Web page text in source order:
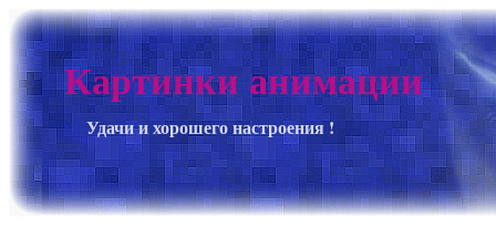
Картинки анимации
Удачи и хорошего настроения !